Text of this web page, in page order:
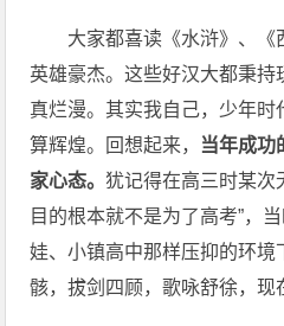
大家都喜读《水浒》、《
英雄豪杰。这些好汉大都秉持
真烂漫。其实我自己，少年时
算辉煌。回想起来， 当年成功
家心态。 犹记得在高三时某次
目的根本就不是为了高考”，
娃、小镇高中那样压抑的环境
骸，拔剑四顾，歌咏舒徐，现